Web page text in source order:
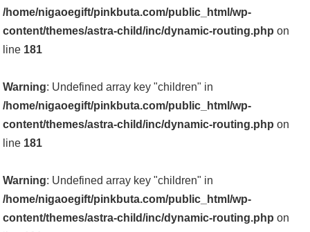
/home/nigaoegift/pinkbuta.com/public_html/wp-
content/themes/astra-child/inc/dynamic-routing.php on
line 181
Warning: Undefined array key "children" in
/home/nigaoegift/pinkbuta.com/public_html/wp-
content/themes/astra-child/inc/dynamic-routing.php on
line 181
Warning: Undefined array key "children" in
/home/nigaoegift/pinkbuta.com/public_html/wp-
content/themes/astra-child/inc/dynamic-routing.php on